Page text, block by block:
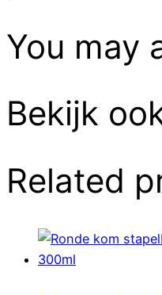
You may
Bekijk
Related